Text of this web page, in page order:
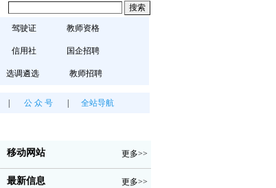
驾驶证 教师资格
信用社 国企招聘
选调遴选 教师招聘
公 众 号 全站导航
移动网站 更多>>
最新信息 更多>>